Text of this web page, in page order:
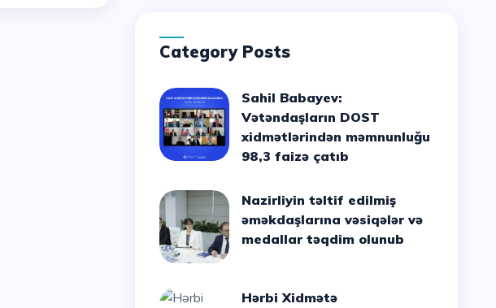
Category Posts
Sahil Babayev:
Vətəndaşların DOST
xidmətlərindən məmnunluğu
98,3 faizə çatıb
Nazirliyin təltif edilmiş
əməkdaşlarına vəsiqələr və
medallar təqdim olunub
Hərbi Xidmətə